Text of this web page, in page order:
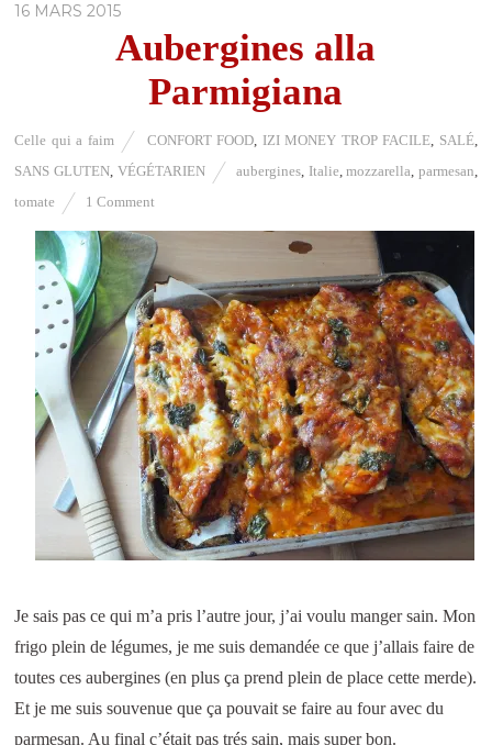
16 MARS 2015
Aubergines alla
Parmigiana
Celle qui a faim CONFORT FOOD, IZI MONEY TROP FACILE, SALÉ,
SANS GLUTEN, VÉGÉTARIEN aubergines, Italie,mozzarella, parmesan,
tomate
1 Comment
Je sais pas ce qui m’a pris l’autre jour, j’ai voulu manger sain. Mon
frigo plein de légumes, je me suis demandée ce que j’allais faire de
toutes ces aubergines (en plus ça prend plein de place cette merde).
Et je me suis souvenue que ça pouvait se faire au four avec du
parmesan. Au final c’était pas trés sain, mais super bon.